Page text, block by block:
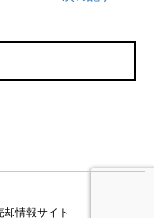
却情報サイト